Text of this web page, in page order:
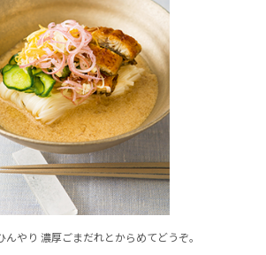
やり 濃厚ごまだれとからめてどうぞ。